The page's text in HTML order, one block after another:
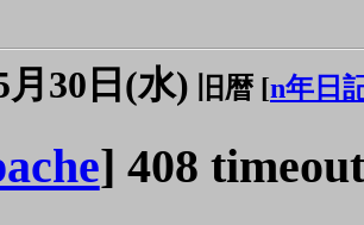
月30日(水) 旧暦 [n年日
] 408